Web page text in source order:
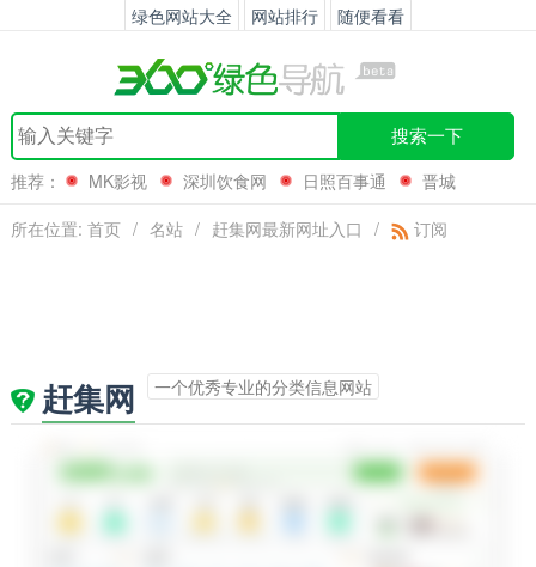
绿色网站大全 网站排行 随便看看
搜索一下
推荐： MK影视 深圳饮食网 日照百事通
晋城
所在位置: 首页 / 名站 / 赶集网最新网址入口 / 订阅
赶集网 一个优秀专业的分类信息网站